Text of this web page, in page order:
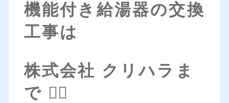
機能付き給湯器の交換
工事は
株式会社 クリハラま
で 💁‍♀️